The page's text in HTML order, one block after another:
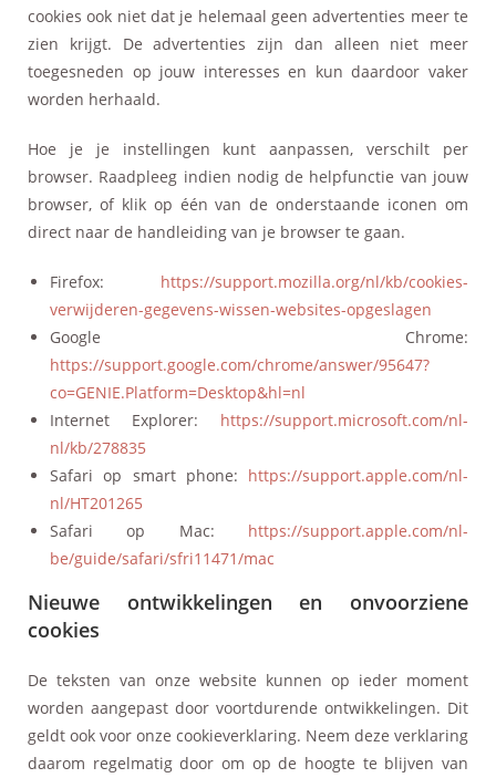
cookies ook niet dat je helemaal geen advertenties meer te
zien krijgt. De advertenties zijn dan alleen niet meer
toegesneden op jouw interesses en kun daardoor vaker
worden herhaald.
Hoe je je instellingen kunt aanpassen, verschilt per
browser. Raadpleeg indien nodig de helpfunctie van jouw
browser, of klik op één van de onderstaande iconen om
direct naar de handleiding van je browser te gaan.
Firefox: https://support.mozilla.org/nl/kb/cookies-
verwijderen-gegevens-wissen-websites-opgeslagen
Google Chrome:
https://support.google.com/chrome/answer/95647?
co=GENIE.Platform=Desktop&hl=nl
Internet Explorer: https://support.microsoft.com/nl-
nl/kb/278835
Safari op smart phone: https://support.apple.com/nl-
nl/HT201265
Safari op Mac: https://support.apple.com/nl-
be/guide/safari/sfri11471/mac
Nieuwe ontwikkelingen en onvoorziene
cookies
De teksten van onze website kunnen op ieder moment
worden aangepast door voortdurende ontwikkelingen. Dit
geldt ook voor onze cookieverklaring. Neem deze verklaring
daarom regelmatig door om op de hoogte te blijven van